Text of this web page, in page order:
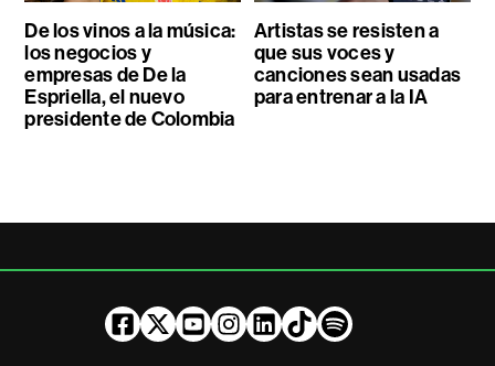
De los vinos a la música:
los negocios y
empresas de De la
Espriella, el nuevo
presidente de Colombia
Artistas se resisten a
que sus voces y
canciones sean usadas
para entrenar a la IA